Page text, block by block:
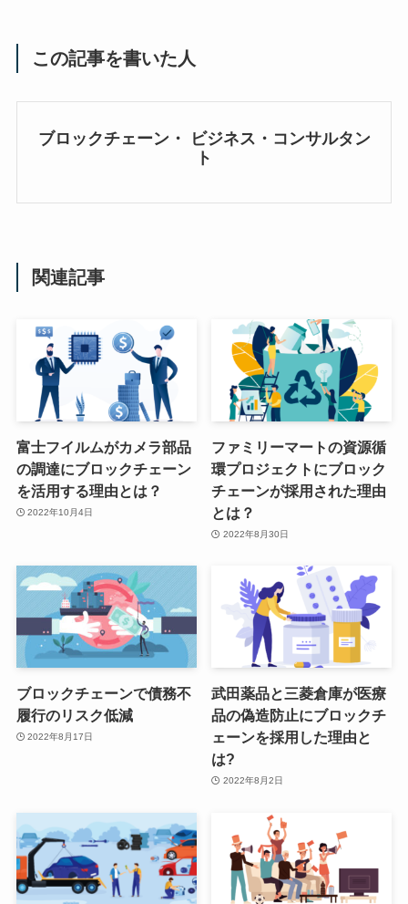
この記事を書いた人
ブロックチェーン・ ビジネス・コンサルタン
ト
関連記事
富士フイルムがカメラ部品
の調達にブロックチェーン
を活用する理由とは？
2022年10月4日
ファミリーマートの資源循
環プロジェクトにブロック
チェーンが採用された理由
とは？
2022年8月30日
ブロックチェーンで債務不
履行のリスク低減
2022年8月17日
武田薬品と三菱倉庫が医療
品の偽造防止にブロックチ
ェーンを採用した理由と
は?
2022年8月2日